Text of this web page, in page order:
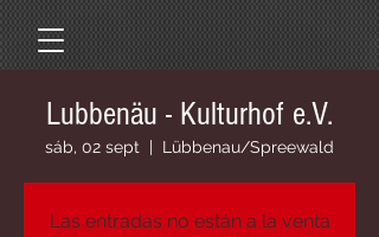
Lubbenäu - Kulturhof e.V.
sáb, 02 sept
  |
Lübbenau/Spreewald
Las entradas no están a la venta